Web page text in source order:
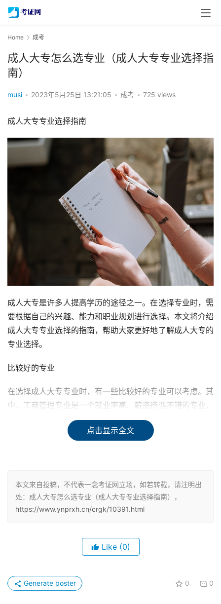
Home 成考
成人大专怎么选专业（成人大专专业选择指
南）
musi • 2023年5月25日 13:21:05 • 成考 • 725 views
成人大专专业选择指南
成人大专是许多人提高学历的途径之一。在选择专业时，需
要根据自己的兴趣、能力和职业规划进行选择。本文将介绍
成人大专专业选择的指南，帮助大家更好地了解成人大专的
专业选择。
比较好的专业
在选择成人大专专业时，有一些比较好的专业可以考虑。其
中，工商管理专业是一个就业率高、薪资待遇不错的专业，
毕业后可以从事人力资源、企业管理、市场营销、国际商务
等工作。另外，会计学也是一个比较好的专业，如果考生喜
可以报名的专业
管理、法律事务和法律等。考生可以根据自己的需求、兴趣
爱好和职业规划选择合适的专业。报考成人大专可以选择的
车技术、金融学等。
点击显示全文
本文来自投稿，不代表一念考证网立场，如若转载，请注明出
处：成人大专怎么选专业（成人大专专业选择指南），
https://www.ynprxh.cn/crgk/10391.html
Like (0)
0 0
Generate poster